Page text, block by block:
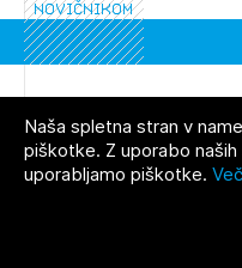
Mesec
Januar,Februar,
Avgust,September,
December
novičnikom
aktualno
Naša spletna stran v
piškotke. Z uporabo
uporabljamo piškotke.